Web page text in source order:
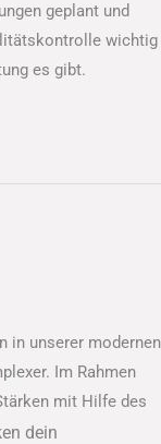
geplant und
wichtig
es gibt.
in unserer modernen
Im Rahmen
mit Hilfe des
dein